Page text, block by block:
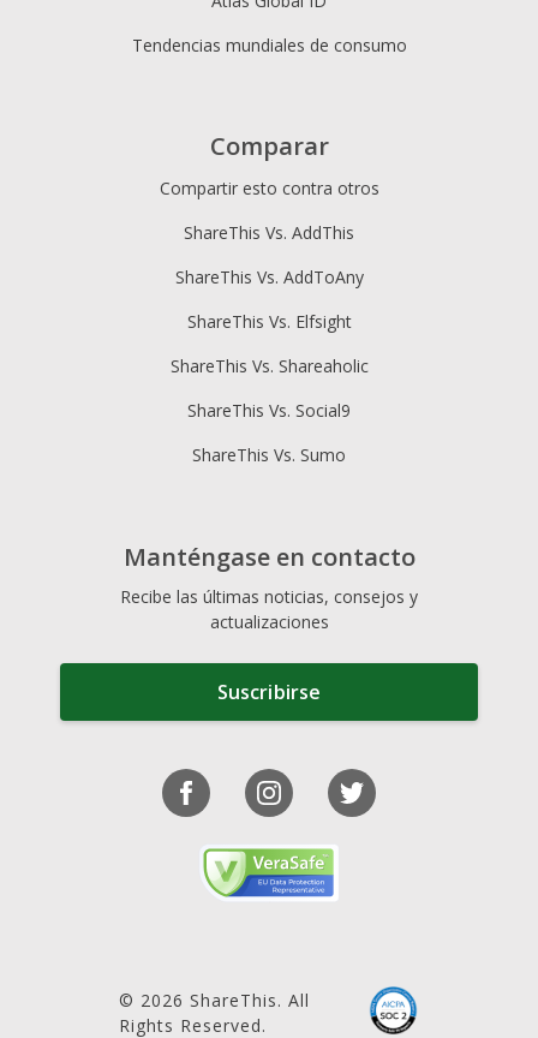
Tendencias mundiales de consumo
Comparar
Compartir esto contra otros
ShareThis Vs. AddThis
ShareThis Vs. AddToAny
ShareThis Vs. Elfsight
ShareThis Vs. Shareaholic
ShareThis Vs. Social9
ShareThis Vs. Sumo
Manténgase en contacto
Recibe las últimas noticias, consejos y
actualizaciones
Suscribirse
© 2026 ShareThis. All
Rights Reserved.